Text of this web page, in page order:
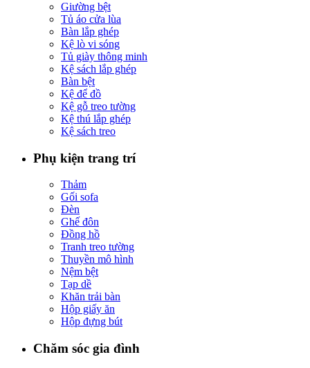
Giường bệt
Tủ áo cửa lùa
Bàn lắp ghép
Kệ lò vi sóng
Tủ giày thông minh
Kệ sách lắp ghép
Bàn bệt
Kệ để đồ
Kệ gỗ treo tường
Kệ thú lắp ghép
Kệ sách treo
Phụ kiện trang trí
Thảm
Gối sofa
Đèn
Ghế đôn
Đồng hồ
Tranh treo tường
Thuyền mô hình
Nệm bệt
Tạp dề
Khăn trải bàn
Hộp giấy ăn
Hộp đựng bút
Chăm sóc gia đình